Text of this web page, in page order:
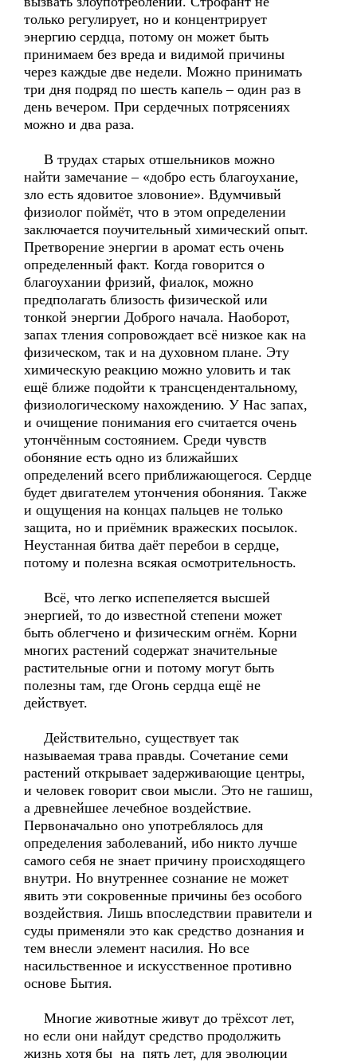
только регулирует, но и концентрирует
энергию сердца, потому он может быть
принимаем без вреда и видимой причины
через каждые две недели. Можно принимать
три дня подряд по шесть капель – один раз в
день вечером. При сердечных потрясениях
можно и два раза.
В трудах старых отшельников можно
найти замечание – «добро есть благоухание,
зло есть ядовитое зловоние». Вдумчивый
физиолог поймёт, что в этом определении
заключается поучительный химический опыт.
Претворение энергии в аромат есть очень
определенный факт. Когда говорится о
благоухании фризий, фиалок, можно
предполагать близость физической или
тонкой энергии Доброго начала. Наоборот,
запах тления сопровождает всё низкое как на
физическом, так и на духовном плане. Эту
химическую реакцию можно уловить и так
ещё ближе подойти к трансцендентальному,
физиологическому нахождению. У Нас запах,
и очищение понимания его считается очень
утончённым состоянием. Среди чувств
обоняние есть одно из ближайших
определений всего приближающегося. Сердце
будет двигателем утончения обоняния. Также
и ощущения на концах пальцев не только
защита, но и приёмник вражеских посылок.
Неустанная битва даёт перебои в сердце,
потому и полезна всякая осмотрительность.
Всё, что легко испепеляется высшей
энергией, то до известной степени может
быть облегчено и физическим огнём. Корни
многих растений содержат значительные
растительные огни и потому могут быть
полезны там, где Огонь сердца ещё не
действует.
Действительно, существует так
называемая трава правды. Сочетание семи
растений открывает задерживающие центры,
и человек говорит свои мысли. Это не гашиш,
а древнейшее лечебное воздействие.
Первоначально оно употреблялось для
определения заболеваний, ибо никто лучше
самого себя не знает причину происходящего
внутри. Но внутреннее сознание не может
явить эти сокровенные причины без особого
воздействия. Лишь впоследствии правители и
суды применяли это как средство дознания и
тем внесли элемент насилия. Но все
насильственное и искусственное противно
основе Бытия.
Многие животные живут до трёхсот лет,
но если они найдут средство продолжить
жизнь хотя бы на пять лет, для эволюции